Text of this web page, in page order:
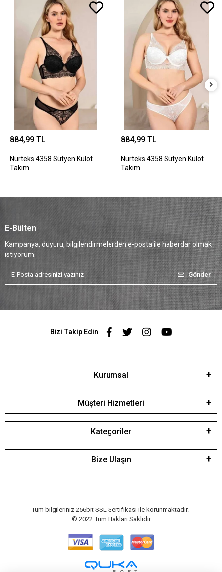
884,99 TL
Nurteks 4358 Sütyen Külot
Takım
884,99 TL
Nurteks 4358 Sütyen Külot
Takım
E-Bülten
Kampanya, duyuru, bilgilendirmelerden e-posta ile haberdar olmak
istiyorum.
Gönder
Bizi Takip Edin
Kurumsal
Müşteri Hizmetleri
Kategoriler
Bize Ulaşın
Tüm bilgileriniz 256bit SSL Sertifikası ile korunmaktadır.
© 2022 Tüm Hakları Saklıdır